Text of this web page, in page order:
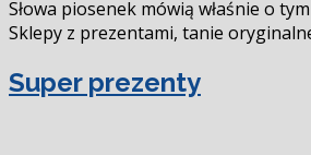
Słowa piosenek mówią właśnie o
Sklepy z prezentami, tanie
Super prezenty